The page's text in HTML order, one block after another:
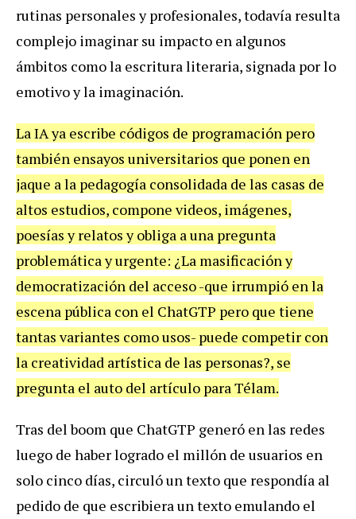
rutinas personales y profesionales, todavía resulta
complejo imaginar su impacto en algunos
ámbitos como la escritura literaria, signada por lo
emotivo y la imaginación.
La IA ya escribe códigos de programación pero
también ensayos universitarios que ponen en
jaque a la pedagogía consolidada de las casas de
altos estudios, compone videos, imágenes,
poesías y relatos y obliga a una pregunta
problemática y urgente: ¿La masificación y
democratización del acceso -que irrumpió en la
escena pública con el ChatGTP pero que tiene
tantas variantes como usos- puede competir con
la creatividad artística de las personas?, se
pregunta el auto del artículo para Télam.
Tras del boom que ChatGTP generó en las redes
luego de haber logrado el millón de usuarios en
solo cinco días, circuló un texto que respondía al
pedido de que escribiera un texto emulando el